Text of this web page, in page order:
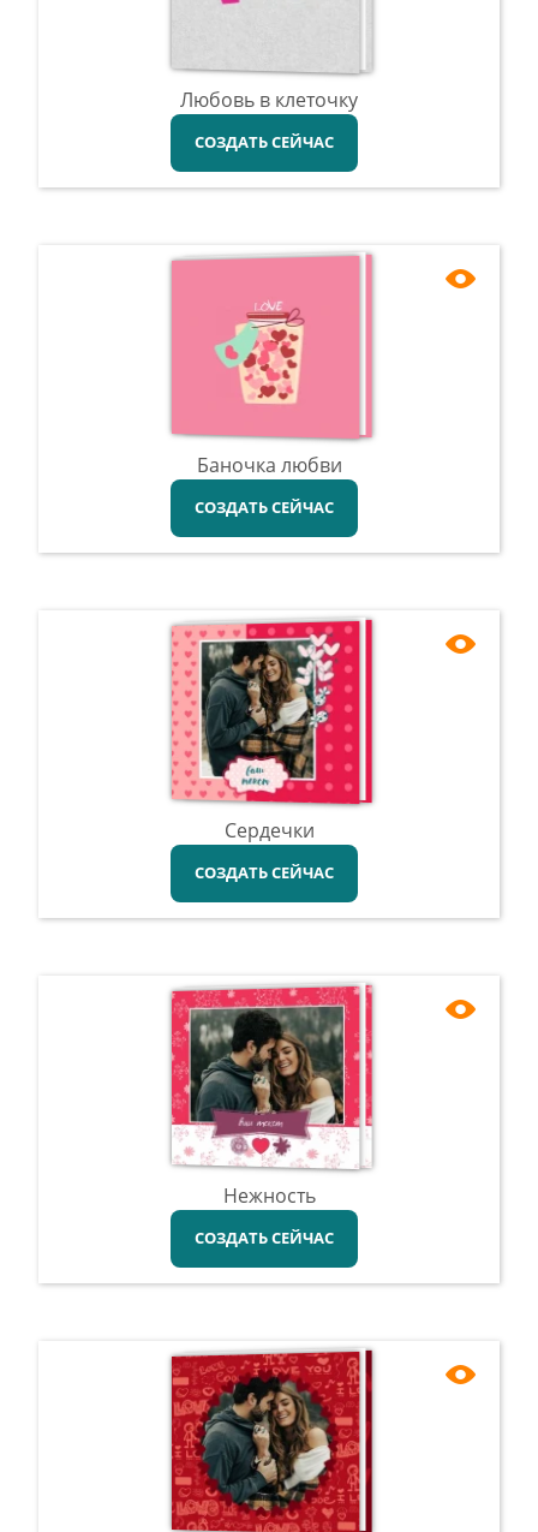
Любовь в клеточку
СОЗДАТЬ СЕЙЧАС
Баночка любви
СОЗДАТЬ СЕЙЧАС
Сердечки
СОЗДАТЬ СЕЙЧАС
Нежность
СОЗДАТЬ СЕЙЧАС